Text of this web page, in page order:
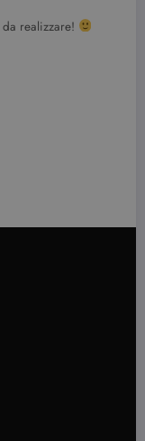
da realizzare!